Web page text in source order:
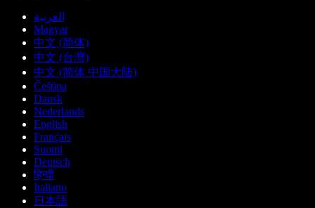
العربية
Magyar
中文 (简体)
中文 (台灣)
中文 (简体 中国大陆)
Čeština
Dansk
Nederlands
English
Français
Suomi
Deutsch
हिन्दी
Italiano
日本語